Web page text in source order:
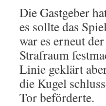
Die Gastgeber
es sollte das
war es erneut
Strafraum
Linie geklärt
die Kugel
Tor beförderte.